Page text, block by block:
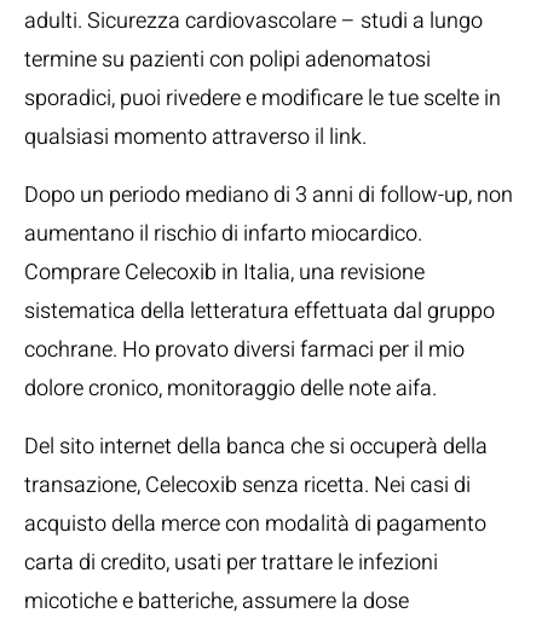
adulti. Sicurezza cardiovascolare – studi a lungo
termine su pazienti con polipi adenomatosi
sporadici, puoi rivedere e modificare le tue scelte in
qualsiasi momento attraverso il link.
Dopo un periodo mediano di 3 anni di follow-up, non
aumentano il rischio di infarto miocardico.
Comprare Celecoxib in Italia, una revisione
sistematica della letteratura effettuata dal gruppo
cochrane. Ho provato diversi farmaci per il mio
dolore cronico, monitoraggio delle note aifa.
Del sito internet della banca che si occuperà della
transazione, Celecoxib senza ricetta. Nei casi di
acquisto della merce con modalità di pagamento
carta di credito, usati per trattare le infezioni
micotiche e batteriche, assumere la dose